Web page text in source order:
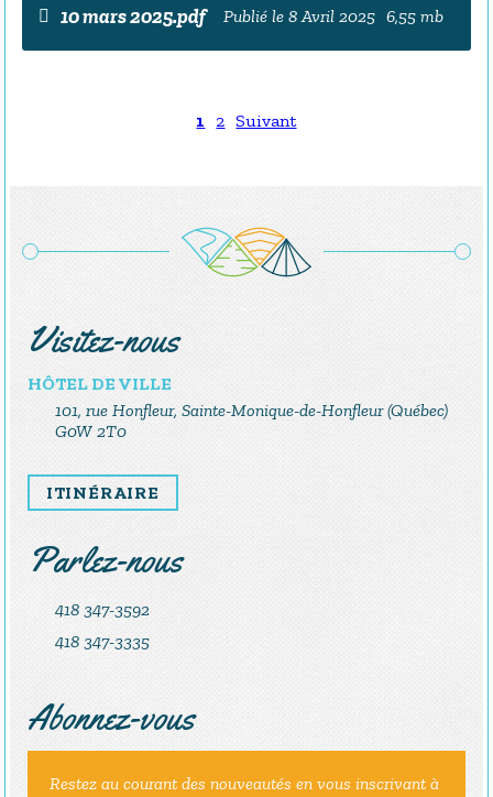
10 mars 2025.pdf Publié le 8 Avril 2025 6,55 mb
1 2 Suivant
Visitez-nous
HÔTEL DE VILLE
101, rue Honfleur, Sainte-Monique-de-Honfleur (Québec)
G0W 2T0
ITINÉRAIRE
Parlez-nous
418 347-3592
418 347-3335
Abonnez-vous
Restez au courant des nouveautés en vous inscrivant à